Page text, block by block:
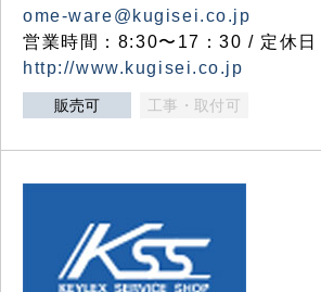
ome-ware@kugisei.co.jp
営業時間：8:30〜17：30 / 定休日
http://www.kugisei.co.jp
販売可 工事・取付可